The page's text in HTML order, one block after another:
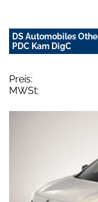
DS Automobiles
PDC Kam DigC
Preis:
MWSt: